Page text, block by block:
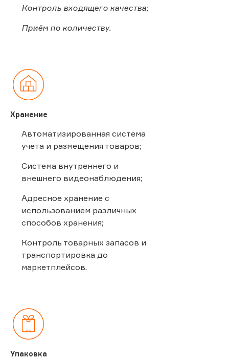
Контроль входящего качества;
Приём по количеству.
Хранение
Автоматизированная система
учета и размещения товаров;
Система внутреннего и
внешнего видеонаблюдения;
Адресное хранение с
использованием различных
способов хранения;
Контроль товарных запасов и
транспортировка до
маркетплейсов.
Упаковка